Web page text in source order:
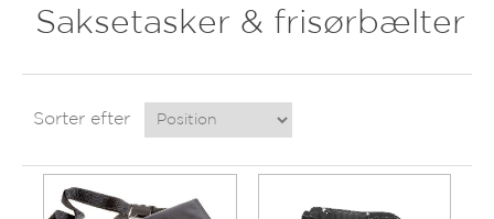
Saksetasker & frisørbælter
Sorter efter